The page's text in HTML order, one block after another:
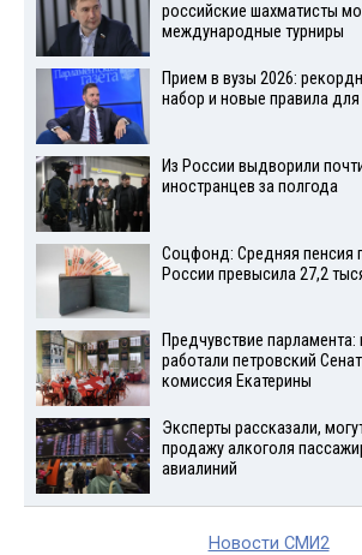
российские шахматисты
международные турниры
Прием в вузы 2026:
набор и новые правила
Из России выдворили
иностранцев за полгода
Соцфонд: Средняя пенсия
России превысила 27,2
Предчувствие парламента:
работали петровский
комиссия Екатерины
Эксперты рассказали,
продажу алкоголя
авиалиний
Новости СМИ2